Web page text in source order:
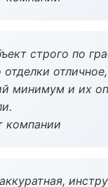
строго по
отделки отличное,
минимум и их
компании